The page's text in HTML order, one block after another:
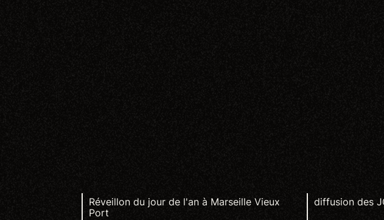
Réveillon du jour de l'an à Marseille Vieux
Port
diffusion des